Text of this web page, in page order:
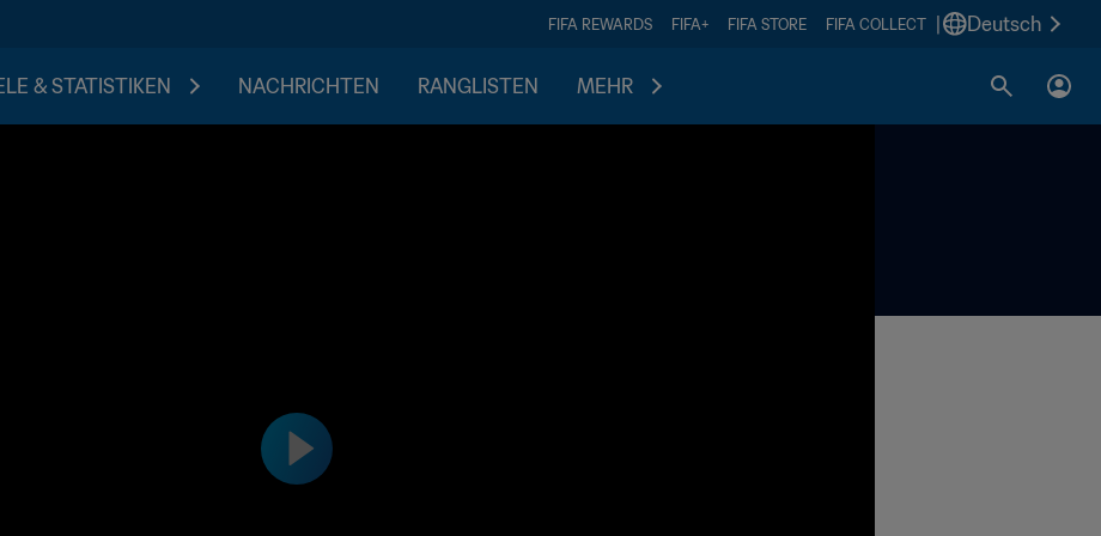
FIFA REWARDS FIFA+ FIFA STORE FIFA COLLECT Deutsch
& STATISTIKEN NACHRICHTEN RANGLISTEN MEHR